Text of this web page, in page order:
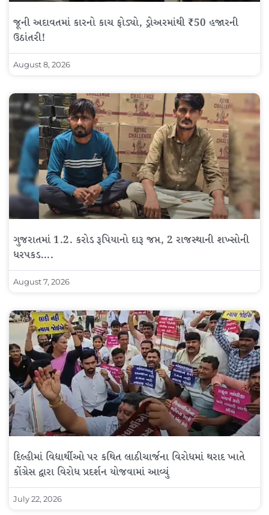
જૂની અદાવતમાં કારનો કાચ ફોડ્યો, ડ્રોઅરમાંથી ₹50 હજારની
ઉઠાંતરી!
August 8, 2026
ગુજરાતમાં 1.2. કરોડ રૂપિયાનો દારૂ જપ્ત, 2 રાજસ્થાની શખ્સોની
ધરપકડ….
August 7, 2026
દિલ્હીમાં વિદ્યાર્થીઓ પર કથિત લાઠીચાર્જના વિરોધમાં થરાદ ખાતે
કોંગ્રેસ દ્વારા વિરોધ પ્રદર્શન યોજવામાં આવ્યું
July 22, 2026